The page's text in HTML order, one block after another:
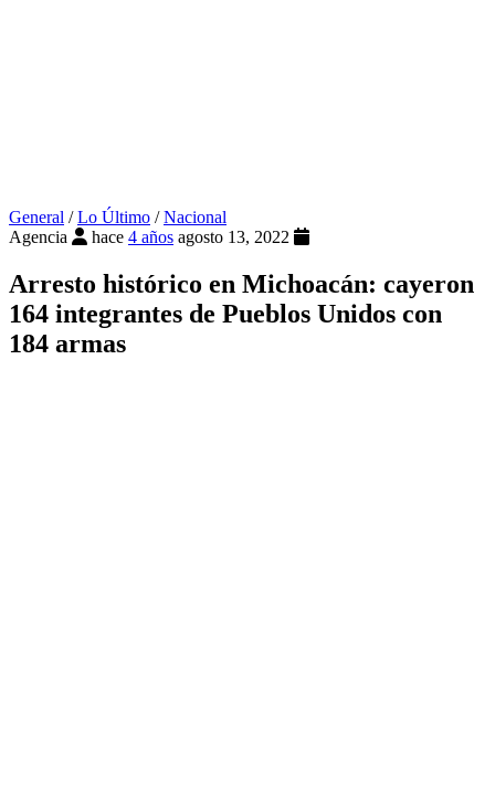
General /Lo Último /Nacional
Agencia
hace 4 años agosto 13, 2022
Arresto histórico en Michoacán: cayeron
164 integrantes de Pueblos Unidos con
184 armas